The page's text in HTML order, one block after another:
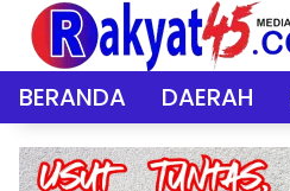
Langsung
konten
BERANDA DAERAH